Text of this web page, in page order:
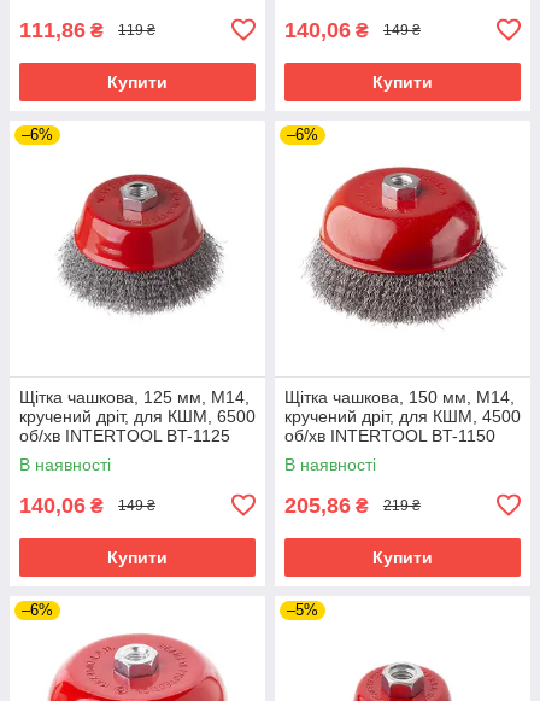
111,86 ₴ 119 ₴
Купити
140,06 ₴ 149 ₴
Купити
–6%
Щітка чашкова, 125 мм, M14,
кручений дріт, для КШМ, 6500
об/хв INTERTOOL BT-1125
В наявності
140,06 ₴ 149 ₴
Купити
–6%
Щітка чашкова, 150 мм, M14,
кручений дріт, для КШМ, 4500
об/хв INTERTOOL BT-1150
В наявності
205,86 ₴ 219 ₴
Купити
–6% –5%